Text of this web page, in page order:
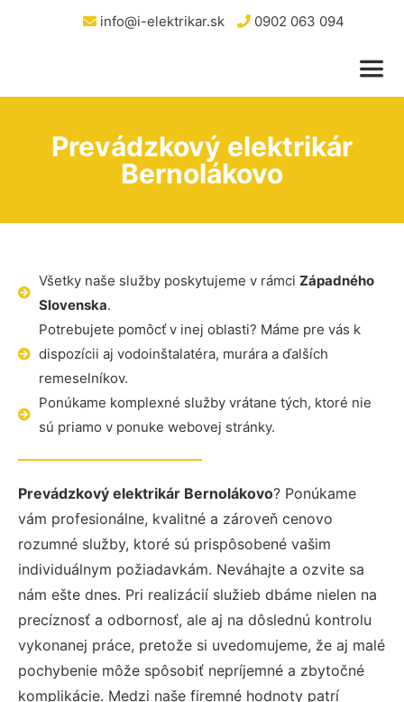
info@i-elektrikar.sk 0902 063 094
Prevádzkový elektrikár
Bernolákovo
Všetky naše služby poskytujeme v rámci Západného
Slovenska.
Potrebujete pomôcť v inej oblasti? Máme pre vás k
dispozícii aj vodoinštalatéra, murára a ďalších
remeselníkov.
Ponúkame komplexné služby vrátane tých, ktoré nie
sú priamo v ponuke webovej stránky.
Prevádzkový elektrikár Bernolákovo? Ponúkame
vám profesionálne, kvalitné a zároveň cenovo
rozumné služby, ktoré sú prispôsobené vašim
individuálnym požiadavkám. Neváhajte a ozvite sa
nám ešte dnes. Pri realizácií služieb dbáme nielen na
precíznosť a odbornosť, ale aj na dôslednú kontrolu
vykonanej práce, pretože si uvedomujeme, že aj malé
pochybenie môže spôsobiť nepríjemné a zbytočné
komplikácie. Medzi naše firemné hodnoty patrí